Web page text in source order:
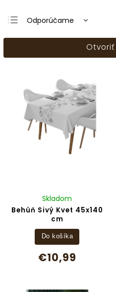
Odporúčame
Najlacnejšie
Abecedne
Behúň Sivý Kvet 45x140
cm
Skladom
€10,99
Do košíka